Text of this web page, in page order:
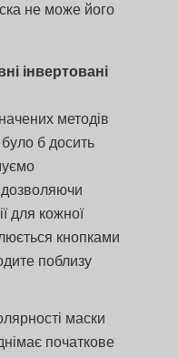
не може його
інвертовані
методів
б досить
дозволяючи
для кожної
кнопками
поблизу
маски
початкове